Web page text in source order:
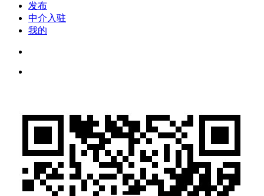
发布
中介入驻
我的